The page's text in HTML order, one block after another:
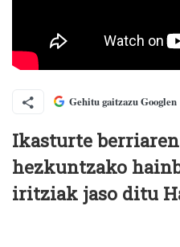
Gehitu gaitzazu Googlen
Ikasturte
hezkuntzako
iritziak jaso ditu